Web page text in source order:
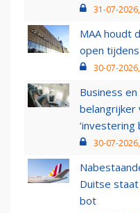
31-07-
MAA houdt
open
30-07-
Business
belangrijker
‘investering
30-07-
Duitse
bot